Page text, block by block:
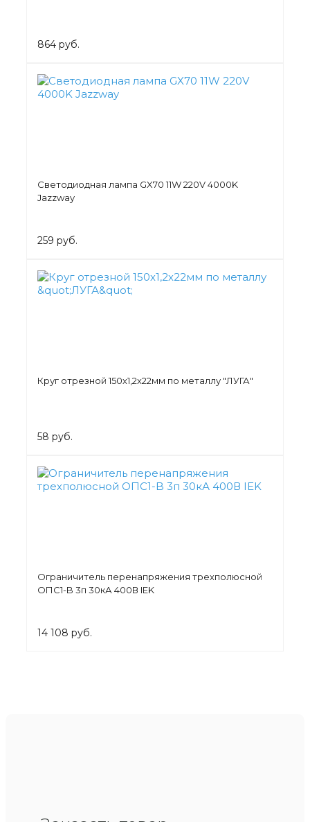
864 руб.
Светодиодная лампа GX70 11W 220V 4000K
Jazzway
259 руб.
Круг отрезной 150х1,2х22мм по металлу "ЛУГА"
58 руб.
Ограничитель перенапряжения трехполюсной
ОПС1-B 3п 30кА 400В IEK
14 108 руб.